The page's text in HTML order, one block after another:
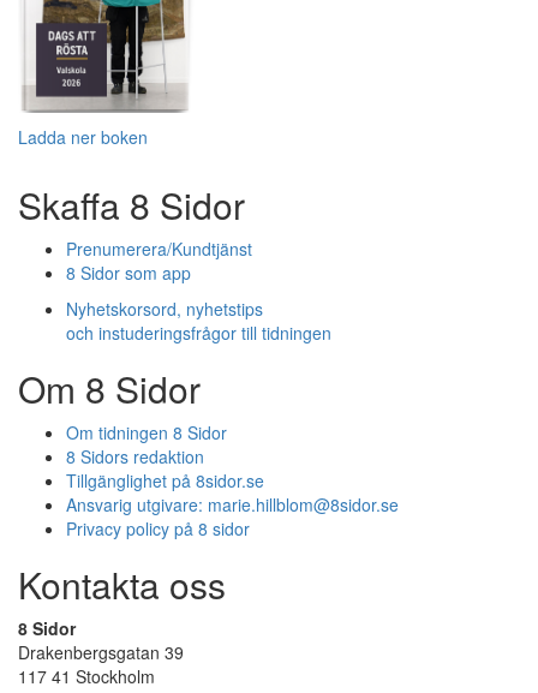
Ladda ner boken
Skaffa 8 Sidor
Prenumerera/Kundtjänst
8 Sidor som app
Nyhetskorsord, nyhetstips
och instuderingsfrågor till tidningen
Om 8 Sidor
Om tidningen 8 Sidor
8 Sidors redaktion
Tillgänglighet på 8sidor.se
Ansvarig utgivare: marie.hillblom@8sidor.se
Privacy policy på 8 sidor
Kontakta oss
8 Sidor
Drakenbergsgatan 39
117 41 Stockholm